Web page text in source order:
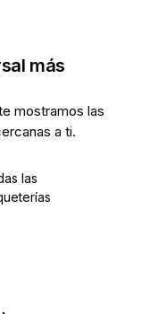
más
mostramos las
a ti.
las